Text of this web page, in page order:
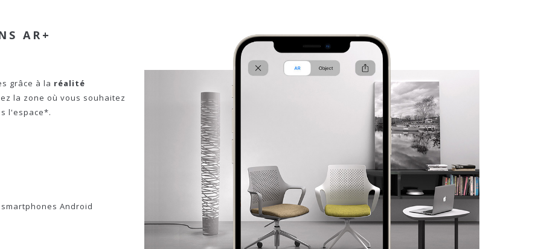
AR+
grâce à la réalité
la zone où vous souhaitez
l'espace*.
Android